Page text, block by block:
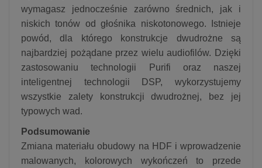
wymagasz jednocześnie zarówno średnich, jak i
niskich tonów od głośnika niskotonowego. Istnieje
powód, dla którego konstrukcje dwudrożne są
najbardziej pożądane przez wielu audiofilów. Dzięki
zastosowaniu technologii Purifi oraz naszej
inteligentnej technologii DSP, wykorzystujemy
wszystkie zalety konstrukcji dwudrożnej, bez jej
typowych wad.
Podsumowanie
Zmiana materiału obudowy na HDF i wprowadzenie
malowanych, kolorowych wykończeń to przede